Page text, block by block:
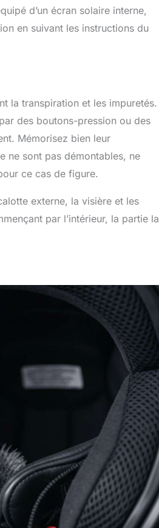
d’un écran solaire interne,
en suivant les instructions du
la transpiration et les impuretés.
des boutons-pression ou des
Mémorisez bien leur
ne sont pas démontables, ne
ce cas de figure.
externe, la visière et les
par l’intérieur, la partie la